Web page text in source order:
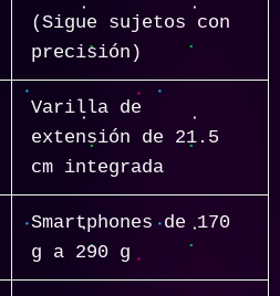
(Sigue sujetos con
precisión)
Varilla de
extensión de 21.5
cm integrada
Smartphones de 170
g a 290 g